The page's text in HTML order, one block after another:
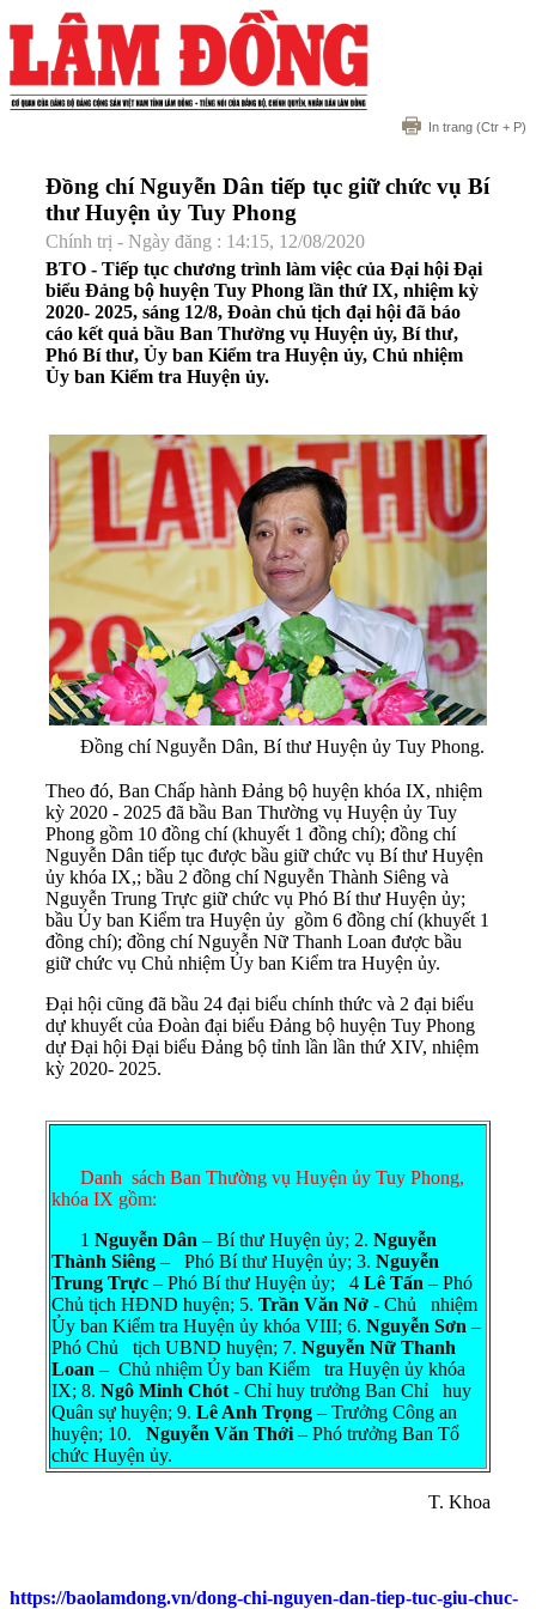
In trang (Ctr + P)
Đồng chí Nguyễn Dân tiếp tục giữ chức vụ Bí
thư Huyện ủy Tuy Phong
Chính trị - Ngày đăng : 14:15, 12/08/2020
BTO - Tiếp tục chương trình làm việc của Đại hội Đại
biểu Đảng bộ huyện Tuy Phong lần thứ IX, nhiệm kỳ
2020- 2025, sáng 12/8, Đoàn chủ tịch đại hội đã báo
cáo kết quả bầu Ban Thường vụ Huyện ủy, Bí thư,
Phó Bí thư, Ủy ban Kiểm tra Huyện ủy, Chủ nhiệm
Ủy ban Kiểm tra Huyện ủy.
Đồng chí Nguyễn Dân, Bí thư Huyện ủy Tuy Phong.
Theo đó, Ban Chấp hành Đảng bộ huyện khóa IX, nhiệm
kỳ 2020 - 2025 đã bầu Ban Thường vụ Huyện ủy Tuy
Phong gồm 10 đồng chí (khuyết 1 đồng chí); đồng chí
Nguyễn Dân tiếp tục được bầu giữ chức vụ Bí thư Huyện
ủy khóa IX,; bầu 2 đồng chí Nguyễn Thành Siêng và
Nguyễn Trung Trực giữ chức vụ Phó Bí thư Huyện ủy;
bầu Ủy ban Kiểm tra Huyện ủy gồm 6 đồng chí (khuyết 1
đồng chí); đồng chí Nguyễn Nữ Thanh Loan được bầu
giữ chức vụ Chủ nhiệm Ủy ban Kiểm tra Huyện ủy.
Đại hội cũng đã bầu 24 đại biểu chính thức và 2 đại biểu
dự khuyết của Đoàn đại biểu Đảng bộ huyện Tuy Phong
dự Đại hội Đại biểu Đảng bộ tỉnh lần lần thứ XIV, nhiệm
kỳ 2020- 2025.
Danh sách Ban Thường vụ Huyện ủy Tuy Phong,
khóa IX gồm:
1 Nguyễn Dân – Bí thư Huyện ủy; 2. Nguyễn
Thành Siêng – Phó Bí thư Huyện ủy; 3. Nguyễn
Trung Trực – Phó Bí thư Huyện ủy; 4 Lê Tấn – Phó
Chủ tịch HĐND huyện; 5. Trần Văn Nở - Chủ nhiệm
Ủy ban Kiểm tra Huyện ủy khóa VIII; 6. Nguyễn Sơn –
Phó Chủ tịch UBND huyện; 7. Nguyễn Nữ Thanh
Loan – Chủ nhiệm Ủy ban Kiểm tra Huyện ủy khóa
IX; 8. Ngô Minh Chót - Chỉ huy trưởng Ban Chỉ huy
Quân sự huyện; 9. Lê Anh Trọng – Trưởng Công an
huyện; 10.
Nguyễn Văn Thới – Phó trưởng Ban Tổ
chức Huyện ủy.
T. Khoa
https://baolamdong.vn/dong-chi-nguyen-dan-tiep-tuc-giu-chuc-